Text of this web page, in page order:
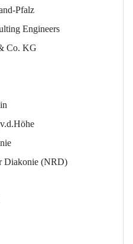
Pfalz
Engineers
Co. KG
Diakonie (NRD)